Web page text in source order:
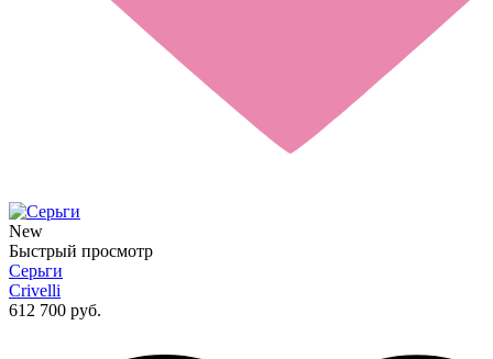
New
Быстрый просмотр
Cерьги
Crivelli
612 700 руб.